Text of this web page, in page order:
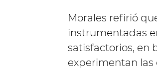
Morales refirió
instrumentadas
satisfactorios, en
experimentan las